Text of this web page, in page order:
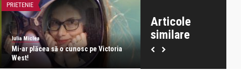
Articole
similare
PRIETENIE
Iulia Miclea
Mi-ar plăcea să o cunosc pe Victoria
West!
Iulia Miclea
Doar iubirea e ruptă din Rai,